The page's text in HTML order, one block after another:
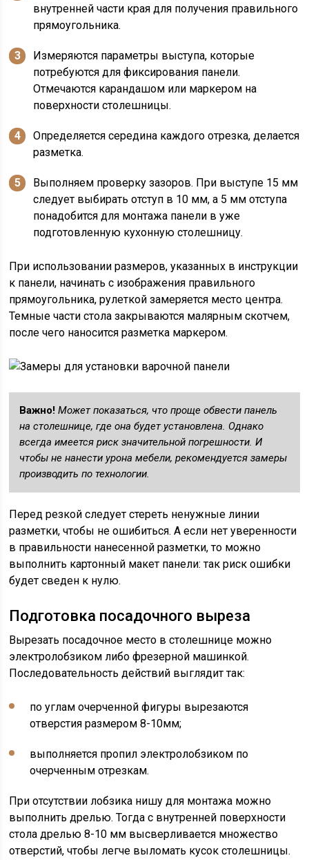
внутренней части края для получения правильного
прямоугольника.
Измеряются параметры выступа, которые
потребуются для фиксирования панели.
Отмечаются карандашом или маркером на
поверхности столешницы.
Определяется середина каждого отрезка, делается
разметка.
Выполняем проверку зазоров. При выступе 15 мм
следует выбирать отступ в 10 мм, а 5 мм отступа
понадобится для монтажа панели в уже
подготовленную кухонную столешницу.
При использовании размеров, указанных в инструкции
к панели, начинать с изображения правильного
прямоугольника, рулеткой замеряется место центра.
Темные части стола закрываются малярным скотчем,
после чего наносится разметка маркером.
Важно! Может показаться, что проще обвести панель
на столешнице, где она будет установлена. Однако
всегда имеется риск значительной погрешности. И
чтобы не нанести урона мебели, рекомендуется замеры
производить по технологии.
Перед резкой следует стереть ненужные линии
разметки, чтобы не ошибиться. А если нет уверенности
в правильности нанесенной разметки, то можно
выполнить картонный макет панели: так риск ошибки
будет сведен к нулю.
Подготовка посадочного выреза
Вырезать посадочное место в столешнице можно
электролобзиком либо фрезерной машинкой.
Последовательность действий выглядит так:
по углам очерченной фигуры вырезаются
отверстия размером 8-10мм;
выполняется пропил электролобзиком по
очерченным отрезкам.
При отсутствии лобзика нишу для монтажа можно
выполнить дрелью. Тогда с внутренней поверхности
стола дрелью 8-10 мм высверливается множество
отверстий, чтобы легче выломать кусок столешницы.